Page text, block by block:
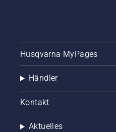
Husqvarna MyPages
Händler
Kontakt
Aktuelles